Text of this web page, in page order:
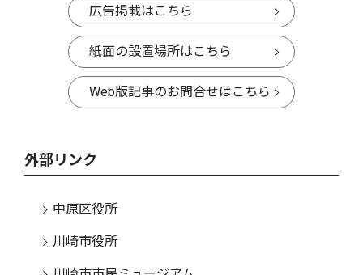
広告掲載はこちら
紙面の設置場所はこちら
Web版記事のお問合せはこちら
外部リンク
中原区役所
川崎市役所